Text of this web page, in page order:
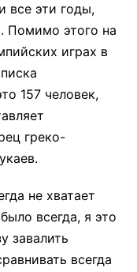
все эти годы,
Помимо этого на
играх в
157 человек,
греко-
не хватает
всегда, я это
завалить
всегда